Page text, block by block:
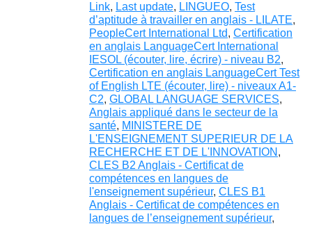
Link, Last update, LINGUEO, Test
d’aptitude à travailler en anglais - LILATE,
PeopleCert International Ltd, Certification
en anglais LanguageCert International
IESOL (écouter, lire, écrire) - niveau B2,
Certification en anglais LanguageCert Test
of English LTE (écouter, lire) - niveaux A1-
C2, GLOBAL LANGUAGE SERVICES,
Anglais appliqué dans le secteur de la
santé, MINISTERE DE
L'ENSEIGNEMENT SUPERIEUR DE LA
RECHERCHE ET DE L'INNOVATION ,
CLES B2 Anglais - Certificat de
compétences en langues de
l'enseignement supérieur, CLES B1
Anglais - Certificat de compétences en
langues de l’enseignement supérieur,